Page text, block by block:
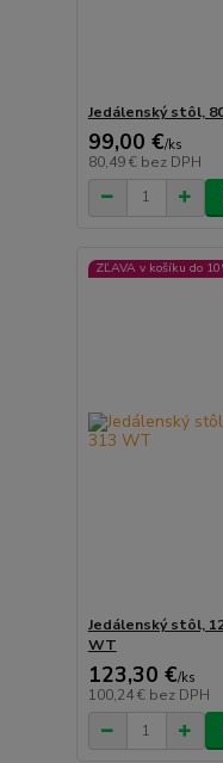
Jedálenský stôl,
99,00 €/ks
80,49 € bez DPH
ZĽAVA v košíku do
Jedálenský stôl,
WT
123,30 €/ks
100,24 € bez DPH